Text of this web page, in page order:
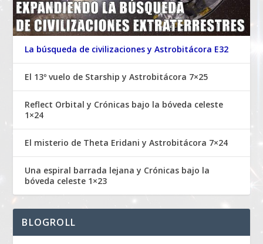
La búsqueda de civilizaciones y Astrobitácora E32
El 13º vuelo de Starship y Astrobitácora 7×25
Reflect Orbital y Crónicas bajo la bóveda celeste
1×24
El misterio de Theta Eridani y Astrobitácora 7×24
Una espiral barrada lejana y Crónicas bajo la
bóveda celeste 1×23
BLOGROLL